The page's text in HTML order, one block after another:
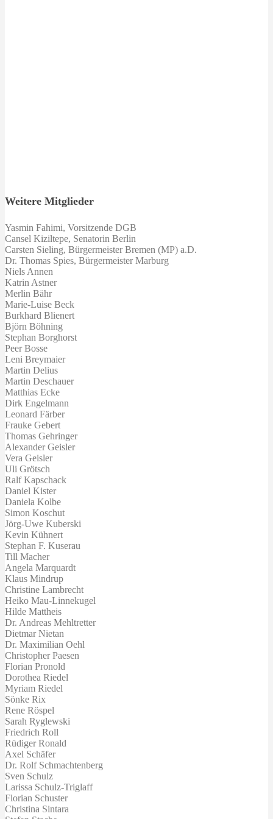
Weitere Mitglieder
Yasmin Fahimi, Vorsitzende DGB
Cansel Kiziltepe, Senatorin Berlin
Carsten Sieling, Bürgermeister Bremen (MP) a.D.
Dr. Thomas Spies, Bürgermeister Marburg
Niels Annen
Katrin Astner
Merlin Bähr
Marie-Luise Beck
Burkhard Blienert
Björn Böhning
Stephan Borghorst
Peer Bosse
Leni Breymaier
Martin Delius
Martin Deschauer
Matthias Ecke
Dirk Engelmann
Leonard Färber
Frauke Gebert
Thomas Gehringer
Alexander Geisler
Vera Geisler
Uli Grötsch
Ralf Kapschack
Daniel Kister
Daniela Kolbe
Simon Koschut
Jörg-Uwe Kuberski
Kevin Kühnert
Stephan F. Kuserau
Till Macher
Angela Marquardt
Klaus Mindrup
Christine Lambrecht
Heiko Mau-Linnekugel
Hilde Mattheis
Dr. Andreas Mehltretter
Dietmar Nietan
Dr. Maximilian Oehl
Christopher Paesen
Florian Pronold
Dorothea Riedel
Myriam Riedel
Sönke Rix
Rene Röspel
Sarah Ryglewski
Friedrich Roll
Rüdiger Ronald
Axel Schäfer
Dr. Rolf Schmachtenberg
Sven Schulz
Larissa Schulz-Triglaff
Florian Schuster
Christina Sintara